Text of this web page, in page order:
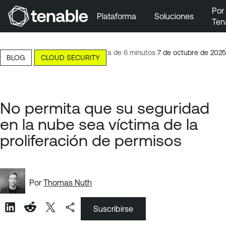
Ir al contenido principal
Ir al pie de página
Plataforma Soluciones
Lectura de 6 minutos 7 de octubre de 2025
BLOG CLOUD SECURITY
No permita que su seguridad
en la nube sea víctima de la
proliferación de permisos
Por Thomas Nuth
Suscribirse